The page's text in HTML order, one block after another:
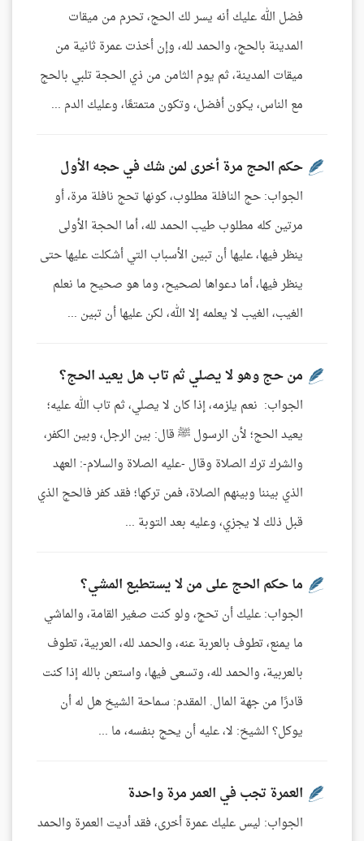
فضل الله عليك أنه يسر لك الحج، تحرم من ميقات
المدينة بالحج، والحمد لله، وإن أخذت عمرة ثانية من
ميقات المدينة، ثم يوم الثامن من ذي الحجة تلبي بالحج
مع الناس، يكون أفضل، وتكون متمتعًا، وعليك الدم ...
حكم الحج مرة أخرى لمن شك في حجه الأول
الجواب: حج النافلة مطلوب، كونها تحج نافلة مرة، أو
مرتين كله مطلوب طيب الحمد لله، أما الحجة الأولى
ينظر فيها، عليها أن تبين الأسباب التي أشكلت عليها حتى
ينظر فيها، أما دعواها لصحيح، وما هو صحيح ما نعلم
الغيب، الغيب لا يعلمه إلا الله، لكن عليها أن تبين ...
من حج وهو لا يصلي ثم تاب هل يعيد الحج؟
الجواب: نعم يلزمه، إذا كان لا يصلي، ثم تاب الله عليه؛
يعيد الحج؛ لأن الرسول ﷺ قال: بين الرجل، وبين الكفر،
والشرك ترك الصلاة وقال -عليه الصلاة والسلام-: العهد
الذي بيننا وبينهم الصلاة، فمن تركها؛ فقد كفر فالحج الذي
قبل ذلك لا يجزي، وعليه بعد التوبة ...
ما حكم الحج على من لا يستطيع المشي؟
الجواب: عليك أن تحج، ولو كنت صغير القامة، والماشي
ما يمنع، تطوف بالعربة عنه، والحمد لله، العربية، تطوف
بالعربية، والحمد لله، وتسعى فيها، واستعن بالله إذا كنت
قادرًا من جهة المال. المقدم: سماحة الشيخ هل له أن
يوكل؟ الشيخ: لا، عليه أن يحج بنفسه، ما ...
العمرة تجب في العمر مرة واحدة
الجواب: ليس عليك عمرة أخرى، فقد أديت العمرة والحمد